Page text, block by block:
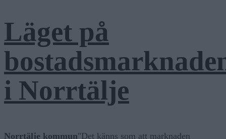
Läget på
i Norrtälje
Norrtälje kommun"Det känns som att marknaden